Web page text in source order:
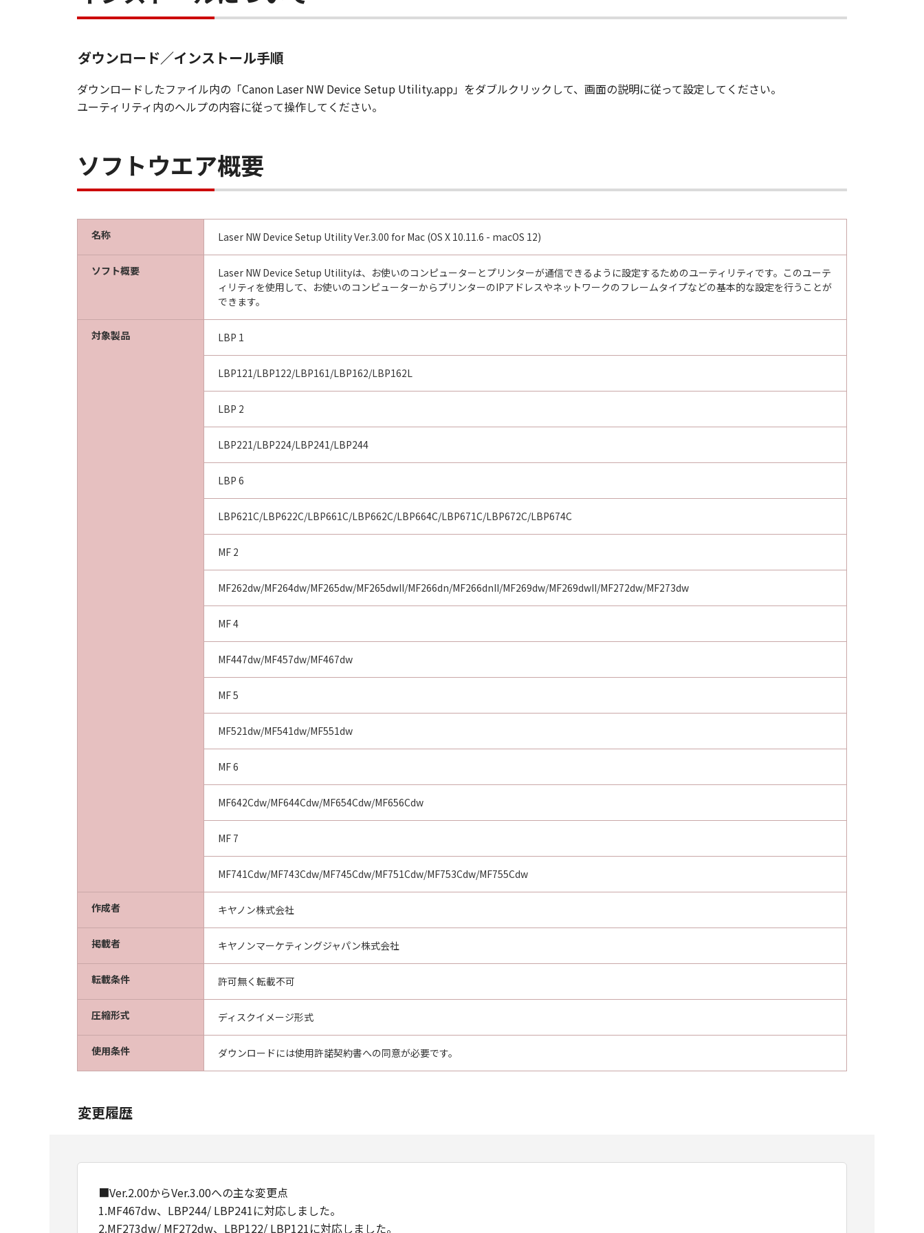
ダウンロード／インストール手順
ダウンロードしたファイル内の「Canon Laser NW Device Setup Utility.app」をダブルクリックして、画面の説明に従って設定してください。
ユーティリティ内のヘルプの内容に従って操作してください。
ソフトウエア概要
名称 Laser NW Device Setup Utility Ver.3.00 for Mac (OS X 10.11.6 - macOS 12)
ソフト概要
Laser NW Device Setup Utilityは、お使いのコンピューターとプリンターが通信できるように設定するためのユーティリティです。このユーテ
ィリティを使用して、お使いのコンピューターからプリンターのIPアドレスやネットワークのフレームタイプなどの基本的な設定を行うことが
できます。
対象製品 LBP 1
LBP121/LBP122/LBP161/LBP162/LBP162L
LBP 2
LBP221/LBP224/LBP241/LBP244
LBP 6
LBP621C/LBP622C/LBP661C/LBP662C/LBP664C/LBP671C/LBP672C/LBP674C
MF 2
MF262dw/MF264dw/MF265dw/MF265dwII/MF266dn/MF266dnII/MF269dw/MF269dwII/MF272dw/MF273dw
MF 4
MF447dw/MF457dw/MF467dw
MF 5
MF521dw/MF541dw/MF551dw
MF 6
MF642Cdw/MF644Cdw/MF654Cdw/MF656Cdw
MF 7
MF741Cdw/MF743Cdw/MF745Cdw/MF751Cdw/MF753Cdw/MF755Cdw
作成者 キヤノン株式会社
掲載者 キヤノンマーケティングジャパン株式会社
転載条件 許可無く転載不可
圧縮形式 ディスクイメージ形式
使用条件 ダウンロードには使用許諾契約書への同意が必要です。
変更履歴
■Ver.2.00からVer.3.00への主な変更点
1.MF467dw、LBP244/ LBP241に対応しました。
2.MF273dw/ MF272dw、LBP122/ LBP121に対応しました。